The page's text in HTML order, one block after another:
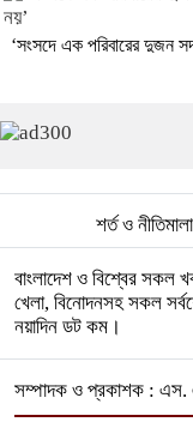
‘সংসদে এক পরিবারের দুজন
শর্ত ও নীতিমালা
বাংলাদেশ ও বিশ্বের সকল
খেলা, বিনোদনসহ সকল
নয়াদিন ডট কম।
সম্পাদক ও প্রকাশক :